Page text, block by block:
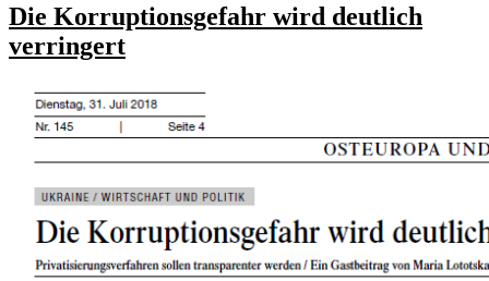
Die Korruptionsgefahr wird deutlich
verringert